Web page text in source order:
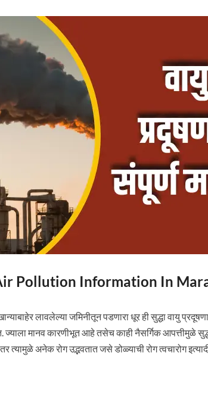
Air Pollution Information In
लावलेल्या जमिनीतून पडणारा धूर ही सुद्धा वायु
मानव कारणीभूत आहे तसेच काही नैसर्गिक आपत्तीमुळे
त्यामुळे अनेक रोग उद्भवतात जसे डोळ्याची रोग त्वचारोग